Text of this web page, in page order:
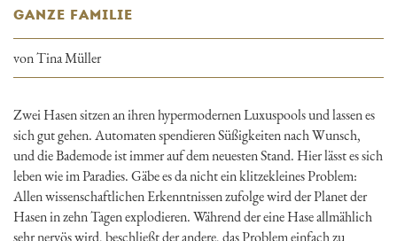
GANZE FAMILIE
von Tina Müller
Zwei Hasen sitzen an ihren hypermodernen Luxuspools und lassen es
sich gut gehen. Automaten spendieren Süßigkeiten nach Wunsch,
und die Bademode ist immer auf dem neuesten Stand. Hier lässt es sich
leben wie im Paradies. Gäbe es da nicht ein klitzekleines Problem:
Allen wissenschaftlichen Erkenntnissen zufolge wird der Planet der
Hasen in zehn Tagen explodieren. Während der eine Hase allmählich
sehr nervös wird, beschließt der andere, das Problem einfach zu